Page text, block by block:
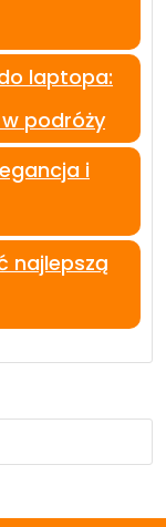
laptopa:
podróży
i
najlepszą